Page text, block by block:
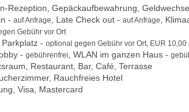
Rezeption, Gepäckaufbewahrung,
- auf Anfrage , Late Check out - auf Anfrage ,
Gebühr vor Ort
- optional gegen Gebühr vor Ort, EUR 10,00
- gebührenfrei , WLAN im ganzen Haus -
Restaurant, Bar, Café, Terrasse
Rauchfreies Hotel
Visa, Mastercard